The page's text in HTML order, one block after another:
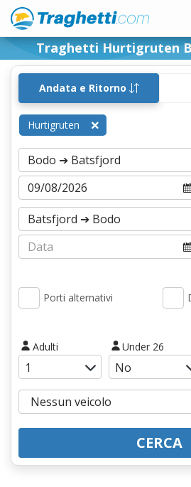
Traghetti Hurtigruten
Andata e Ritorno
Hurtigruten
Porti alternativi
Adulti Under 26
CERCA